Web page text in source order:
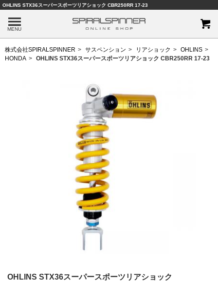
OHLINS STX36スーパースポーツリアショック CBR250RR 17-23
MENU
株式会社SPIRALSPINNER サスペンション リアショック
OHLINS
HONDA
OHLINS STX36スーパースポーツリアショック CBR250RR 17-23
OHLINS STX36スーパースポーツリアショック